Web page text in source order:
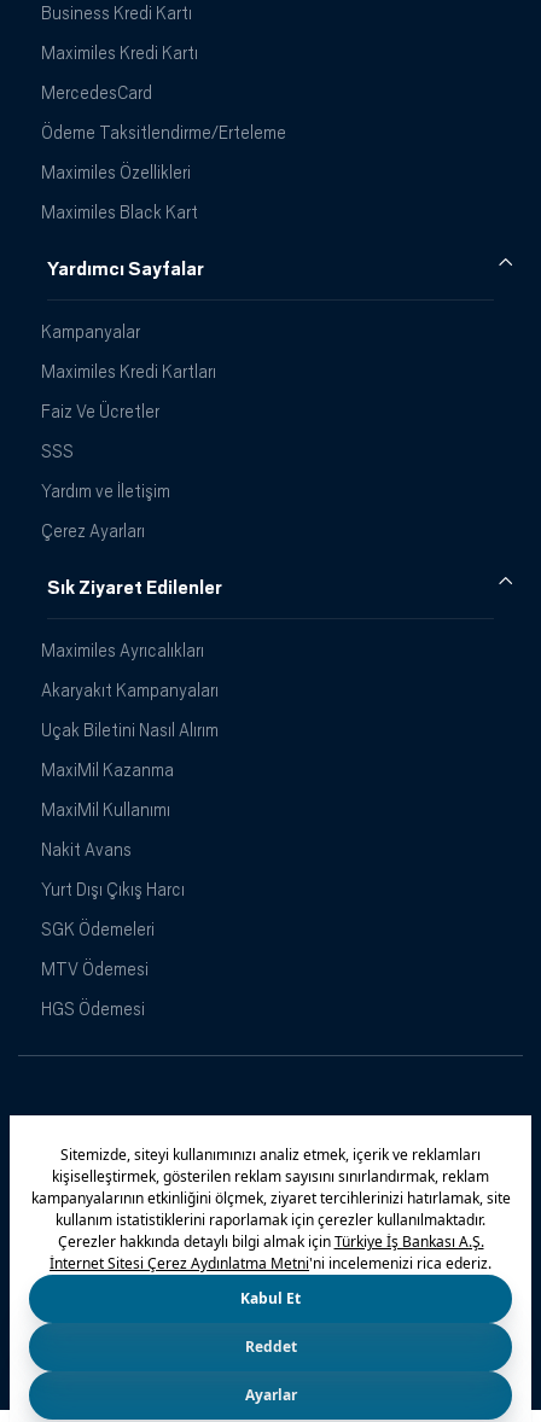
Business Kredi Kartı
Maximiles Kredi Kartı
MercedesCard
Ödeme Taksitlendirme/Erteleme
Maximiles Özellikleri
Maximiles Black Kart
Yardımcı Sayfalar
Kampanyalar
Maximiles Kredi Kartları
Faiz Ve Ücretler
SSS
Yardım ve İletişim
Çerez Ayarları
Sık Ziyaret Edilenler
Maximiles Ayrıcalıkları
Akaryakıt Kampanyaları
Uçak Biletini Nasıl Alırım
MaxiMil Kazanma
MaxiMil Kullanımı
Nakit Avans
Yurt Dışı Çıkış Harcı
SGK Ödemeleri
MTV Ödemesi
HGS Ödemesi
© 2026 Türkiye İş Bankası A.Ş.
Maximiles Kampanyalar Yasal Uyarı Güvenlik
Gizlilik Politikamız Bilgi Toplumu Hizmetleri
Çerez Politikası Kişisel Verilerin Korunması